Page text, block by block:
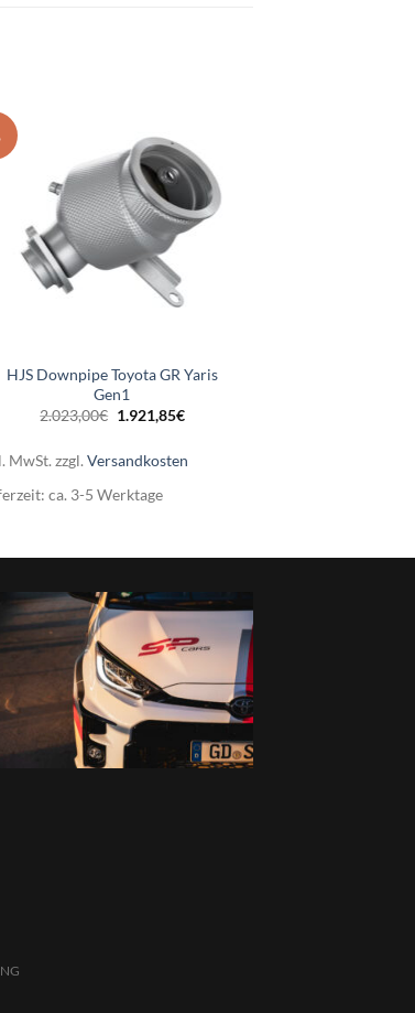
HJS Downpipe Toyota GR Yaris
Gen1
2.023,00€ Ursprünglicher
2.023,00€
1.921,85€Aktueller
1.921,85€.
MwSt. zzgl.Versandkosten
ca. 3-5 Werktage